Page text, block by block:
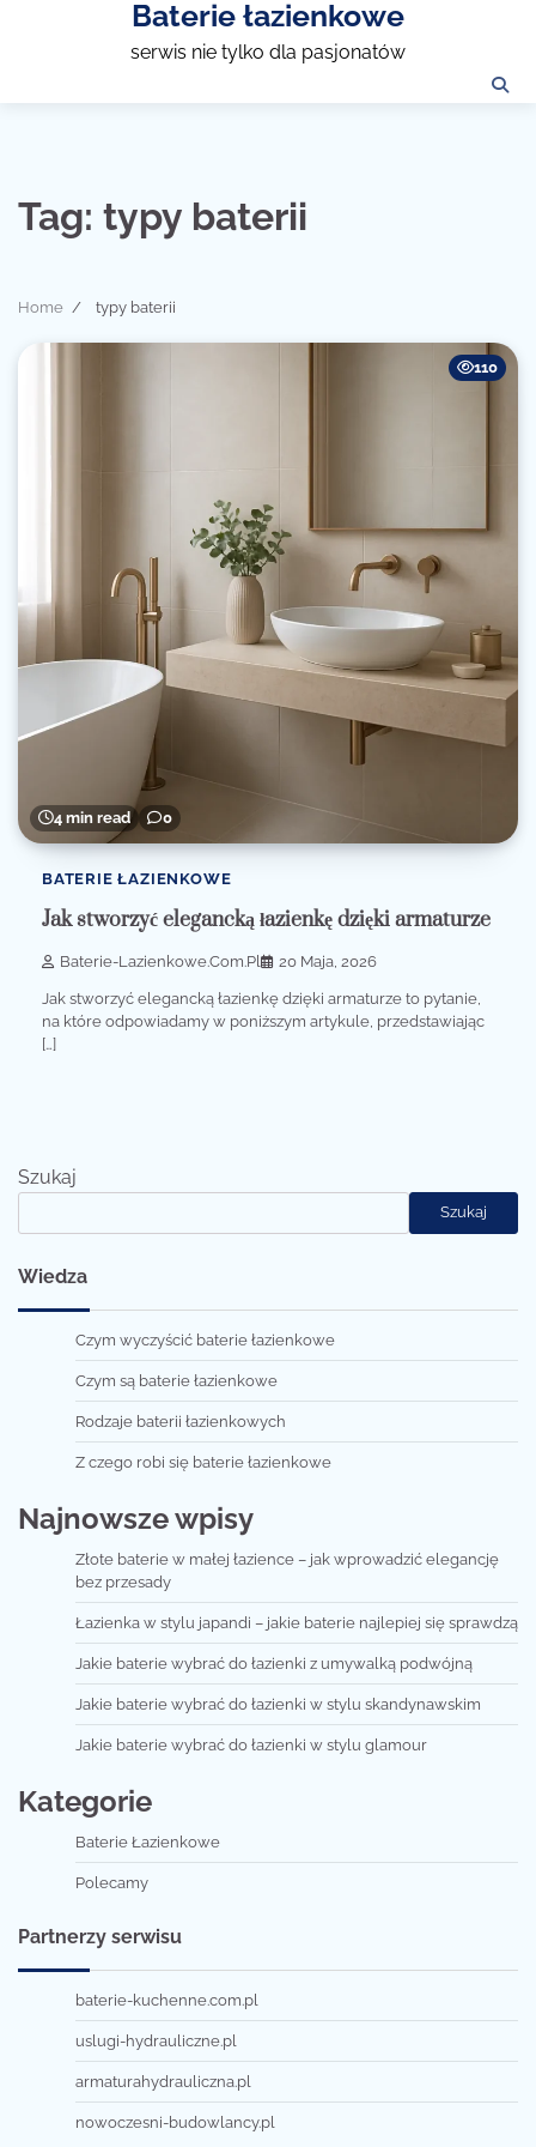
Baterie łazienkowe
serwis nie tylko dla pasjonatów
Tag: typy baterii
Home typy baterii
4 min read 0
110
BATERIE ŁAZIENKOWE
Jak stworzyć elegancką łazienkę dzięki armaturze
Baterie-Lazienkowe.com.pl 20 Maja, 2026
Jak stworzyć elegancką łazienkę dzięki armaturze to pytanie,
na które odpowiadamy w poniższym artykule, przedstawiając
[…]
Szukaj
Szukaj
Wiedza
Czym wyczyścić baterie łazienkowe
Czym są baterie łazienkowe
Rodzaje baterii łazienkowych
Z czego robi się baterie łazienkowe
Najnowsze wpisy
Złote baterie w małej łazience – jak wprowadzić elegancję
bez przesady
Łazienka w stylu japandi – jakie baterie najlepiej się sprawdzą
Jakie baterie wybrać do łazienki z umywalką podwójną
Jakie baterie wybrać do łazienki w stylu skandynawskim
Jakie baterie wybrać do łazienki w stylu glamour
Kategorie
Baterie Łazienkowe
Polecamy
Partnerzy serwisu
baterie-kuchenne.com.pl
uslugi-hydrauliczne.pl
armaturahydrauliczna.pl
nowoczesni-budowlancy.pl